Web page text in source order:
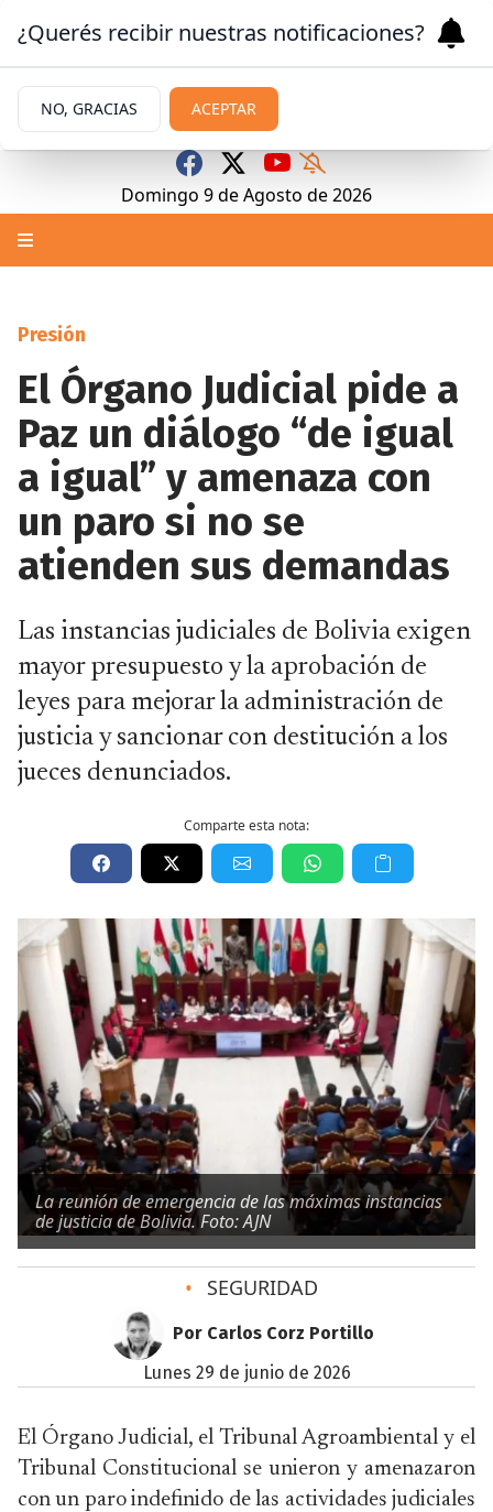
Domingo 9deAgosto de 2026
Presión
El Órgano Judicial pide a
Paz un diálogo “de igual
a igual” y amenaza con
un paro si no se
atienden sus demandas
Las instancias judiciales de Bolivia exigen
mayor presupuesto y la aprobación de
leyes para mejorar la administración de
justicia y sancionar con destitución a los
jueces denunciados.
Comparte esta nota:
La reunión de emergencia de las máximas instancias
de justicia de Bolivia. Foto: AJN
• SEGURIDAD
Por Carlos Corz Portillo
lunes 29 de junio de 2026
El Órgano Judicial, el Tribunal Agroambiental y el
Tribunal Constitucional se unieron y amenazaron
con un paro indefinido de las actividades judiciales
¿Querés recibir nuestras notificaciones?
NO, GRACIAS ACEPTAR